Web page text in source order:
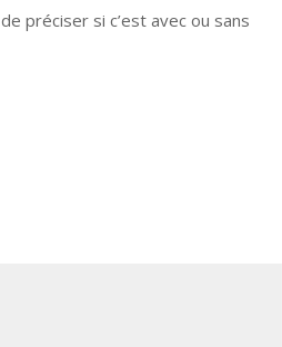
préciser si c’est avec ou sans